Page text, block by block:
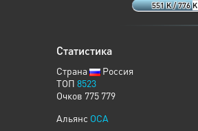
551 K / 776 K
Статистика
Страна
Россия
ТОП 8523
Очков 775 779
Альянс OCA